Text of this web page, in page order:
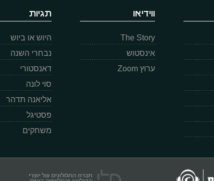
ווידיאו
The Story
אינסטוש
ערוץ Zoom
תגיות
היוש או ביוש
נבחרי השנה
דאנסטורי
סוי לונה
אליאנה תדהר
פסטיגל
משחקים